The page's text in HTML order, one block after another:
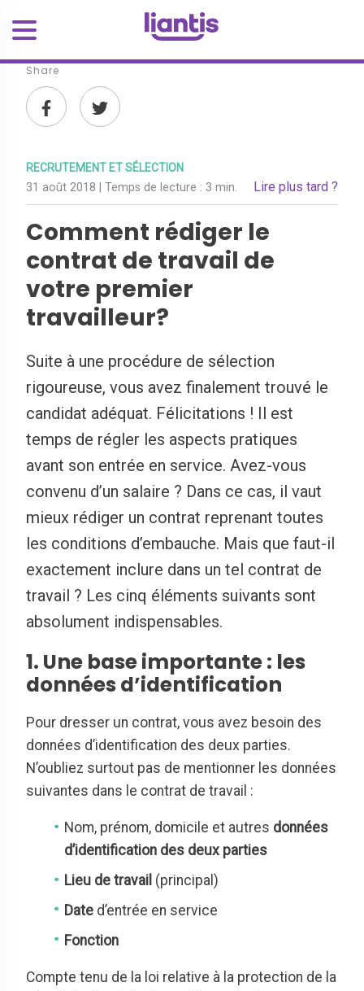
Share
RECRUTEMENT ET SÉLECTION
31 août 2018 | Temps de lecture : 3 min. Lire plus tard ?
Comment rédiger le
contrat de travail de
votre premier
travailleur?
Suite à une procédure de sélection
rigoureuse, vous avez finalement trouvé le
candidat adéquat. Félicitations ! Il est
temps de régler les aspects pratiques
avant son entrée en service. Avez-vous
convenu d’un salaire ? Dans ce cas, il vaut
mieux rédiger un contrat reprenant toutes
les conditions d’embauche. Mais que faut-il
exactement inclure dans un tel contrat de
travail ? Les cinq éléments suivants sont
absolument indispensables.
1. Une base importante : les
données d’identification
Pour dresser un contrat, vous avez besoin des
données d’identification des deux parties.
N’oubliez surtout pas de mentionner les données
suivantes dans le contrat de travail :
Nom, prénom, domicile et autres données
d’identification des deux parties
Lieu de travail (principal)
Date d’entrée en service
Fonction
Compte tenu de la loi relative à la protection de la